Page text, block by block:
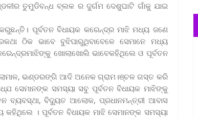
ତୁମୁଡିବନ୍ଧ ବ୍ଲକ ର ଦୁର୍ଗମ ଦେଶୁଘାଟି ଗାଁକୁ ଯାଇ
ପୂର୍ବତନ ବିଧାୟକ କରେନ୍ଦ୍ର ମାଝି ମଧ୍ୟ ଜଣେ
ଠିକ ଭାବେ ବୁଝିପାରୁଥିବାବେଳେ ସେମାନେ ମଧ୍ୟ
ଖୋଲାଖୋଲି ଭାବେକହିଥିଲେ ଓ ପୂର୍ବତନ
ଭଣ୍ଡରଙ୍ଗି ଆଦି ଅନେକ ଗ୍ରାମ।ଞ୍ଚଳ ଗସ୍ତ କରି
ସେମାନଙ୍କ ସମସ୍ୟା ସବୁ ପୂର୍ବତନ ବିଧାୟକ ମାଝିଙ୍କୁ
ବ୍ୟବସ୍ଥା, ବିଦ୍ୟୁତ ଆଲୋକ, ପ୍ରଧାନମନ୍ତ୍ରୀ ଆବାସ
। ପୂର୍ବତନ ବିଧାୟକ ମାଝି ସେମାନଙ୍କ ସମସ୍ୟା